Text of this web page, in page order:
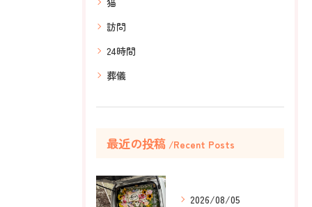
訪問
24時間
葬儀
最近の投稿 Recent Posts
2026/08/05